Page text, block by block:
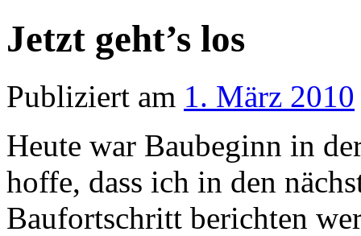
Jetzt geht’s los
Publiziert am 1. März 2010
Heute war Baubeginn in
hoffe, dass ich in den
Baufortschritt berichten